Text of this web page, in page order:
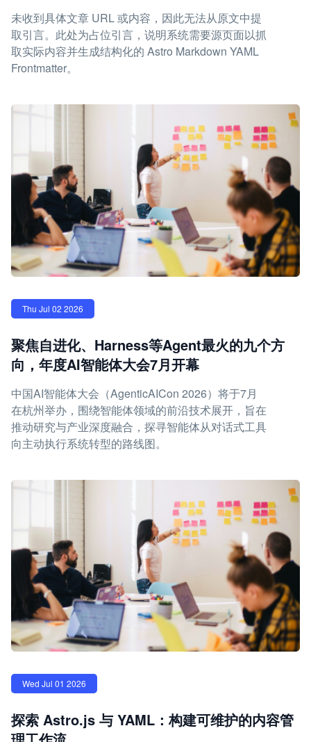
未收到具体文章 URL 或内容，因此无法从原文中提
取引言。此处为占位引言，说明系统需要源页面以抓
取实际内容并生成结构化的 Astro Markdown YAML
Frontmatter。
Thu Jul 02 2026
聚焦自进化、Harness等Agent最火的九个方
向，年度AI智能体大会7月开幕
中国AI智能体大会（AgenticAICon 2026）将于7月
在杭州举办，围绕智能体领域的前沿技术展开，旨在
推动研究与产业深度融合，探寻智能体从对话式工具
向主动执行系统转型的路线图。
Wed Jul 01 2026
探索 Astro.js 与 YAML：构建可维护的内容管